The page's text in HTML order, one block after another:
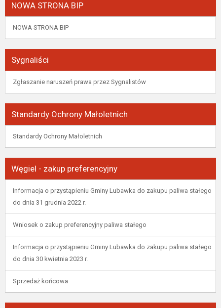
NOWA STRONA BIP
NOWA STRONA BIP
Sygnaliści
Zgłaszanie naruszeń prawa przez Sygnalistów
Standardy Ochrony Małoletnich
Standardy Ochrony Małoletnich
Węgiel - zakup preferencyjny
Informacja o przystąpieniu Gminy Lubawka do zakupu paliwa stałego
do dnia 31 grudnia 2022 r.
Wniosek o zakup preferencyjny paliwa stałego
Informacja o przystąpieniu Gminy Lubawka do zakupu paliwa stałego
do dnia 30 kwietnia 2023 r.
Sprzedaż końcowa